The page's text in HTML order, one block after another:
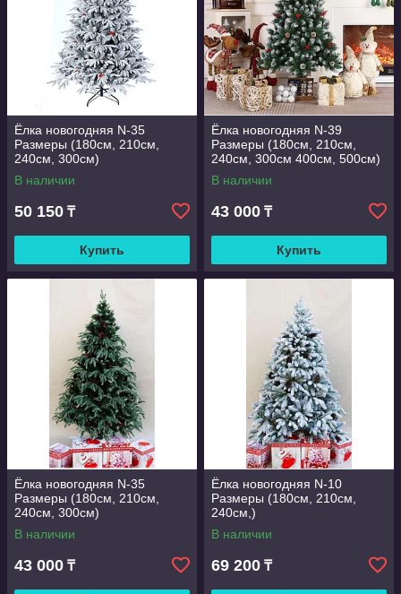
Ёлка новогодняя N-35
Размеры (180см, 210см,
240см, 300см)
В наличии
50 150 ₸
Купить
Ёлка новогодняя N-39
Размеры (180см, 210см,
240см, 300см 400см, 500см)
В наличии
43 000 ₸
Купить
Ёлка новогодняя N-35
Размеры (180см, 210см,
240см, 300см)
В наличии
43 000 ₸
Ёлка новогодняя N-10
Размеры (180см, 210см,
240см,)
В наличии
69 200 ₸